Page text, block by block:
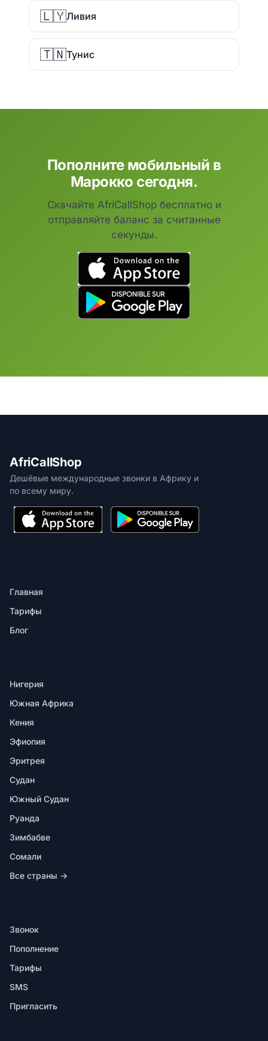
🇱🇾Ливия
🇹🇳Тунис
Пополните мобильный в
Марокко сегодня.
Скачайте AfriCallShop бесплатно и
отправляйте баланс за считанные
секунды.
AfriCallShop
Дешёвые международные звонки в Африку и
по всему миру.
Главная
Тарифы
Блог
Нигерия
Южная Африка
Кения
Эфиопия
Эритрея
Судан
Южный Судан
Руанда
Зимбабве
Сомали
Все страны →
Звонок
Пополнение
Тарифы
SMS
Пригласить